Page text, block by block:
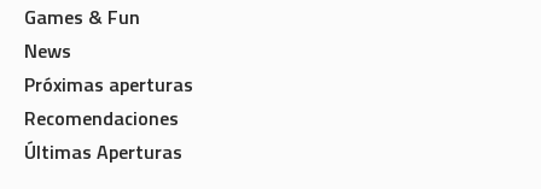
Games & Fun
News
Próximas aperturas
Recomendaciones
Últimas Aperturas